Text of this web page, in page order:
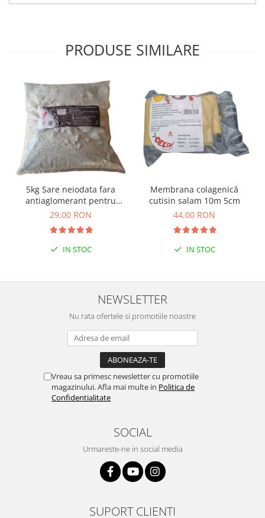
PRODUSE SIMILARE
5kg Sare neiodata fara
antiaglomerant pentru
muraturi
29,00 RON
IN STOC
Membrana colagenică
cutisin salam 10m 5cm
44,00 RON
IN STOC
NEWSLETTER
Nu rata ofertele si promotiile noastre
Vreau sa primesc newsletter cu promotiile
magazinului. Afla mai multe in Politica de
Confidentialitate
SOCIAL
Urmareste-ne in social media
SUPORT CLIENTI